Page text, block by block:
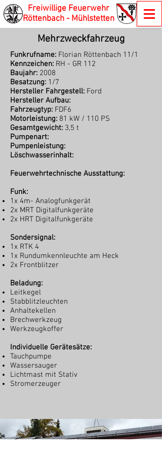
Freiwillige Feuerwehr
Röttenbach - Mühlstetten
Mehrzweckfahrzeug
Funkrufname: Florian Röttenbach 11/1
Kennzeichen: RH - GR 112
Baujahr: 2008
Besatzung: 1/7
Hersteller Fahrgestell: Ford
Hersteller Aufbau:
Fahrzeugtyp: FDF6
Motorleistung: 81 kW / 110 PS
Gesamtgewicht: 3,5 t
Pumpenart:
Pumpenleistung:
Löschwasserinhalt:
Feuerwehrtechnische Ausstattung:
Funk:
1x 4m- Analogfunkgerät
2x MRT Digitalfunkgeräte
2x HRT Digitalfunkgeräte
Sondersignal:
1x RTK 4
1x Rundumkennleuchte am Heck
2x Frontblitzer
Beladung:
Leitkegel
Stabblitzleuchten
Anhaltekellen
Brechwerkzeug
Werkzeugkoffer
Individuelle Gerätesätze:
Tauchpumpe
Wassersauger
Lichtmast mit Stativ
Stromerzeuger